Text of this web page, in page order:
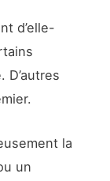
d’elle-
la
un